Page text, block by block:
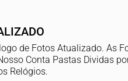
de Fotos Atualizado. As
Conta Pastas Dividas
Relógios.